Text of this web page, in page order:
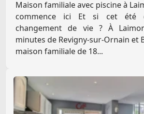
Maison familiale avec piscine à
commence ici Et si cet été
changement de vie ? À
minutes de Revigny-sur-Ornain et
maison familiale de 18...